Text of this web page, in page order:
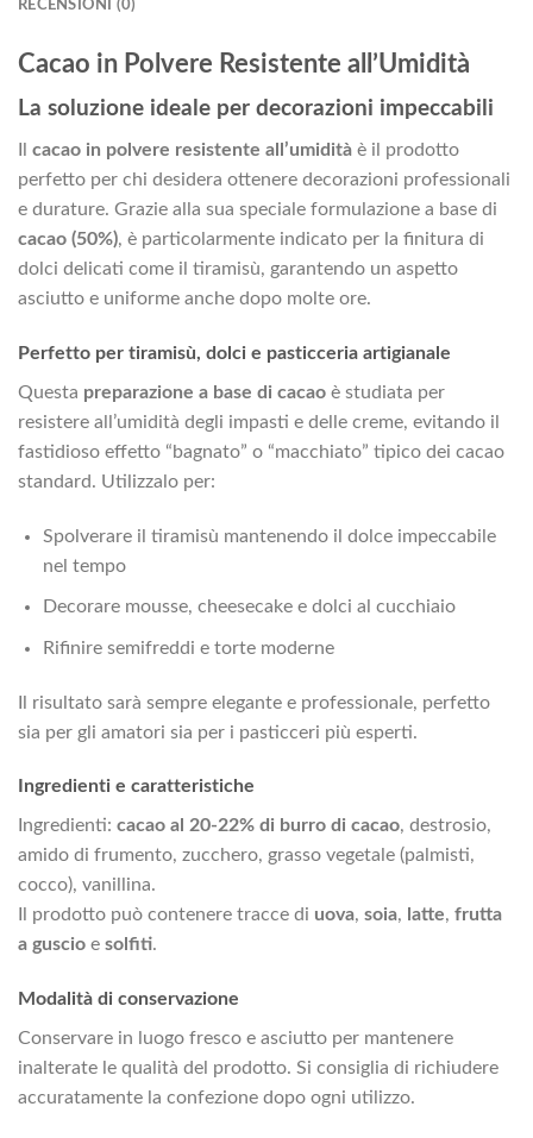
RECENSIONI (0)
Cacao in Polvere Resistente all’Umidità
La soluzione ideale per decorazioni impeccabili
cacao in polvere resistente all’umidità è il prodotto
perfetto per chi desidera ottenere decorazioni professionali
e durature. Grazie alla sua speciale formulazione a base di
cacao (50%), è particolarmente indicato per la finitura di
dolci delicati come il tiramisù, garantendo un aspetto
asciutto e uniforme anche dopo molte ore.
Perfetto per tiramisù, dolci e pasticceria artigianale
Questa preparazione a base di cacao è studiata per
resistere all’umidità degli impasti e delle creme, evitando il
fastidioso effetto “bagnato” o “macchiato” tipico dei cacao
standard. Utilizzalo per:
Spolverare il tiramisù mantenendo il dolce impeccabile
nel tempo
Decorare mousse, cheesecake e dolci al cucchiaio
Rifinire semifreddi e torte moderne
Il risultato sarà sempre elegante e professionale, perfetto
sia per gli amatori sia per i pasticceri più esperti.
Ingredienti e caratteristiche
Ingredienti: cacao al 20-22% di burro di cacao, destrosio,
amido di frumento, zucchero, grasso vegetale (palmisti,
cocco), vanillina.
Il prodotto può contenere tracce di uova, soia, latte, frutta
a guscio e solfiti.
Modalità di conservazione
Conservare in luogo fresco e asciutto per mantenere
inalterate le qualità del prodotto. Si consiglia di richiudere
accuratamente la confezione dopo ogni utilizzo.